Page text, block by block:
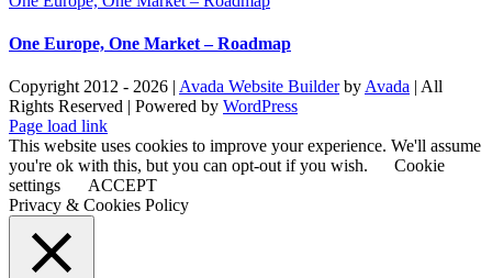
One Europe, One Market – Roadmap
Copyright 2012 - 2026 | Avada Website BuilderbyAvada | All
Rights Reserved | Powered by WordPress
Facebook
X
Instagram
Pinterest
Page load link
This website uses cookies to improve your experience. We'll assume
you're ok with this, but you can opt-out if you wish.
Cookie
settings
ACCEPT
Privacy & Cookies Policy